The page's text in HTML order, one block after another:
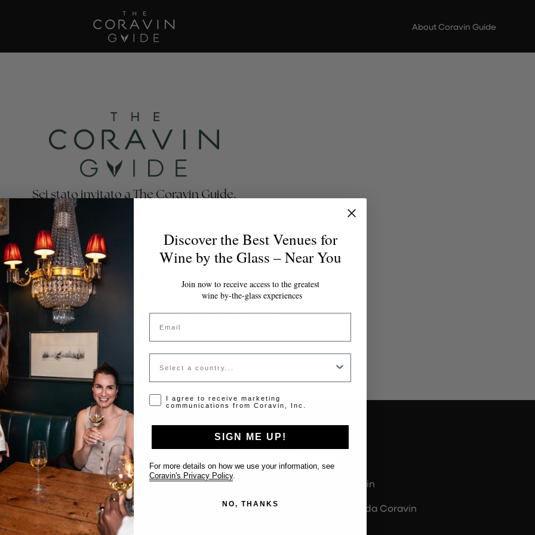
About Coravin Guide
Sei stato invitato a The Coravin Guide.
Guide mette in risalto i programmi di vino al bicchiere di
bar, hotel e club privati che celebrano la varietà e la scoperta
affinché gli amanti del vino possano trovare il calice perfetto
per ogni occasione.
LE MODIFICHE VENGONO SALVATE AUTOMATICAMENTE MENTRE COMPILI IL MODULO.
non valido o scaduto
prega di contattare l'amministratore per un token valido.
Supporto
Contattaci
Inserisci il tuo locale
FAQ’s
Informazioni su Coravin
Informazioni sulla Guida Coravin
Discover the Best Venues for
Wine by the Glass – Near You
Join now to receive access to the greatest
wine by-the-glass experiences
Email
Country
Opt-in disclaimer
I agree to receive marketing
communications from Coravin, Inc.
SIGN ME UP!
For more details on how we use your information, see
Coravin's Privacy Policy
NO, THANKS